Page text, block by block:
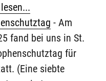
- Am
fand bei uns in St.
für
(Eine siebte